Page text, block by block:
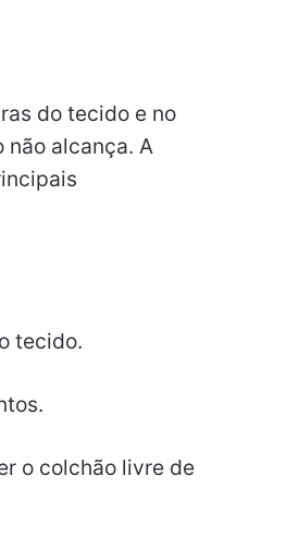
do tecido e no
não alcança. A
tecido.
o colchão livre de